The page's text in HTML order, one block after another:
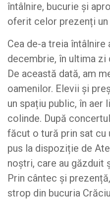
întâlnire, bucurie și
oferit celor prezenți
Cea de-a treia întâlnire
decembrie, în ultima zi
De această dată, am
oamenilor. Elevii și
un spațiu public, în aer
colinde. După
făcut o tură prin sat cu
pus la dispoziție de
noștri, care au găzduit
Prin cântec și
strop din bucuria